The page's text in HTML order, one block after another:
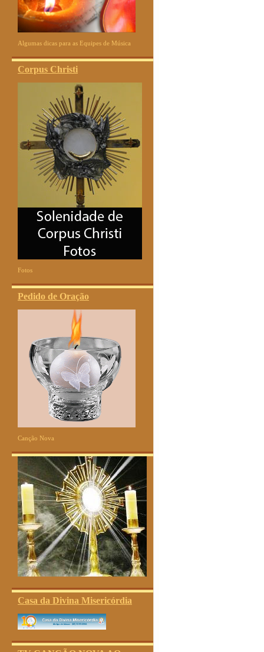
Algumas dicas para as Equipes de Música
Corpus Christi
Fotos
Pedido de Oração
Canção Nova
Casa da Divina Misericórdia